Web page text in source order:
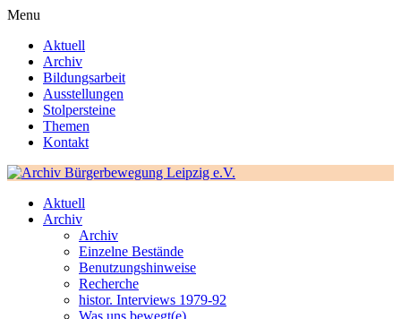
Menu
Aktuell
Archiv
Bildungsarbeit
Ausstellungen
Stolpersteine
Themen
Kontakt
Aktuell
Archiv
Archiv
Einzelne Bestände
Benutzungshinweise
Recherche
histor. Interviews 1979-92
Was uns bewegt(e)